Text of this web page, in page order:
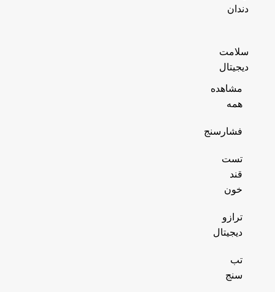
دندان
سلامت
دیجیتال
مشاهده
همه
فشارسنج
تست
قند
خون
ترازو
دیجیتال
تب
سنج